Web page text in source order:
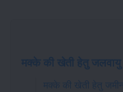
मक्के की खेती हेतु जलवायु
मक्के की खेती हेतु जमीन